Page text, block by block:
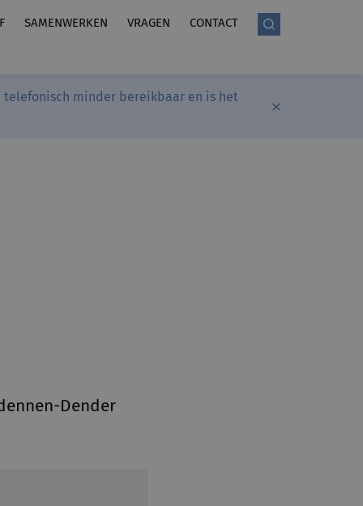
SAMENWERKEN VRAGEN CONTACT
telefonisch minder bereikbaar en is het
Dender